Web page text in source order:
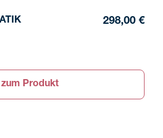
298,00 €
zum Produkt